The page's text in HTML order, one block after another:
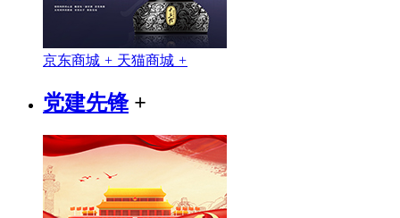
京东商城 + 天猫商城 +
党建先锋+